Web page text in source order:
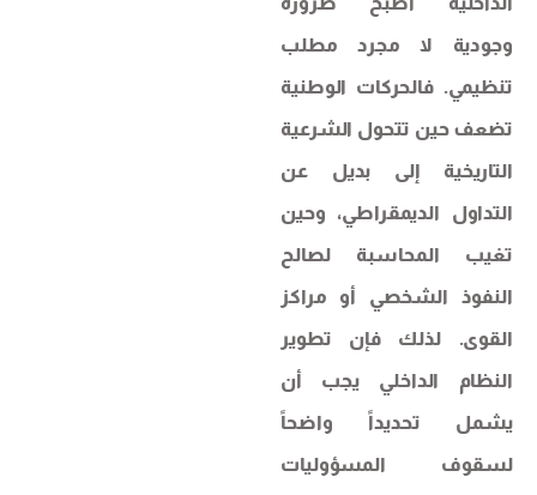
وجودية لا مجرد مطلب
تنظيمي. فالحركات الوطنية
تضعف حين تتحول الشرعية
التاريخية إلى بديل عن
التداول الديمقراطي، وحين
تغيب المحاسبة لصالح
النفوذ الشخصي أو مراكز
القوى. لذلك فإن تطوير
النظام الداخلي يجب أن
يشمل تحديداً واضحاً
لسقوف المسؤوليات